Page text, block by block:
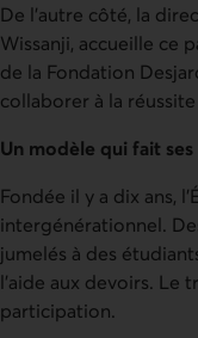
De l’autre côté, la
Wissanji, accueille ce
de la Fondation
collaborer à la
Un modèle qui fait
Fondée il y a dix ans,
intergénérationnel.
jumelés à des
l’aide aux devoirs. Le
participation.